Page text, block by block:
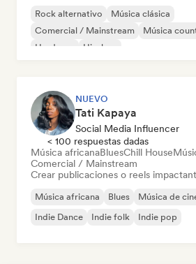
Rock alternativo
Música clásica
Comercial / Mainstream
Música
Hardcore
Hip-hop
NUEVO
Tati Kapaya
Social Media Influencer
< 100 respuestas dadas
Música africanaBluesChill House
Comercial / Mainstream
Crear publicaciones o reels
Música africana Blues Música de
Indie Dance
Indie folk Indie pop